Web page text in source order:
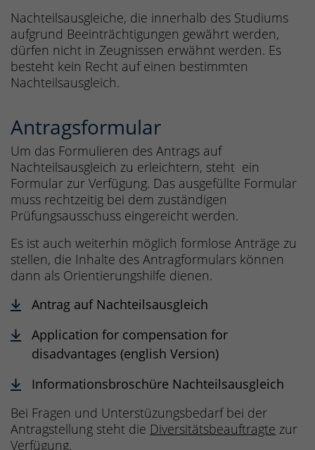
Nachteilsausgleiche, die innerhalb des Studiums
aufgrund Beeinträchtigungen gewährt werden,
dürfen nicht in Zeugnissen erwähnt werden. Es
besteht kein Recht auf einen bestimmten
Nachteilsausgleich.
Antragsformular
Um das Formulieren des Antrags auf
Nachteilsausgleich zu erleichtern, steht ein
Formular zur Verfügung. Das ausgefüllte Formular
muss rechtzeitig bei dem zuständigen
Prüfungsausschuss eingereicht werden.
Es ist auch weiterhin möglich formlose Anträge zu
stellen, die Inhalte des Antragformulars können
dann als Orientierungshilfe dienen.
Antrag auf Nachteilsausgleich
Application for compensation for
disadvantages (english Version)
Informationsbroschüre Nachteilsausgleich
Bei Fragen und Unterstüzungsbedarf bei der
Antragstellung steht die Diversitätsbeauftragte zur
Verfügung.